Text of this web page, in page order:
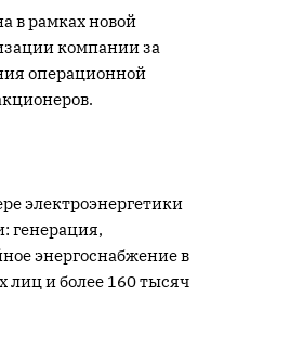
в рамках новой
компании за
операционной
электроэнергетики
генерация,
энергоснабжение в
лиц и более 160 тысяч